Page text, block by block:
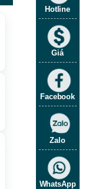
Hotline
Giá
Facebook
Zalo
WhatsApp